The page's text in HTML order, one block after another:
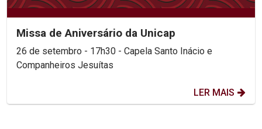
Missa de Aniversário da Unicap
26 de setembro - 17h30 - Capela Santo Inácio e
Companheiros Jesuítas
LER MAIS